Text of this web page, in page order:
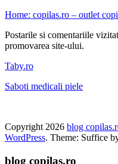
Home: copilas.ro – outlet
Postarile si comentariile
promovarea site-ului.
Taby.ro
Saboti medicali piele
Copyright 2026 blog
WordPress. Theme: Suffice
blog copilas.ro